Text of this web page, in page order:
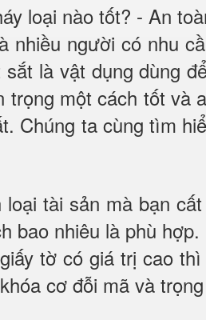
loại nào tốt? - An
nhiều người có nhu
là vật dụng dùng
trọng một cách tốt và
Chúng ta cùng tìm
tài sản mà bạn
bao nhiêu là phù hợp.
tờ có giá trị cao
cơ đỗi mã và